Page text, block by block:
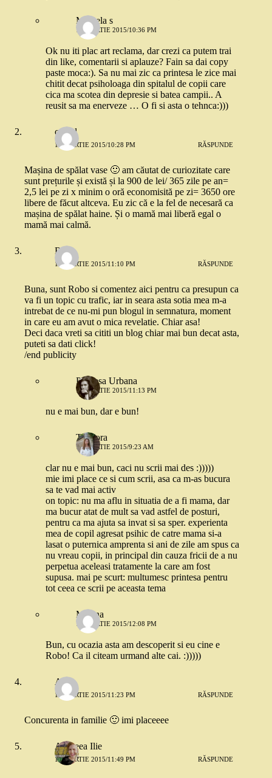
Mihaela s
12 MARTIE 2015/10:36 PM
Ok nu iti plac art reclama, dar crezi ca putem trai
din like, comentarii si aplauze? Fain sa dai copy
paste moca:). Sa nu mai zic ca printesa le zice mai
chitit decat psiholoaga din spitalul de copii care
cica ma scotea din depresie si batea campii.. A
reusit sa ma enerveze … O fi si asta o tehnca:)))
catgal
12 MARTIE 2015/10:28 PM RĂSPUNDE
Mașina de spălat vase 🙂 am căutat de curiozitate care
sunt prețurile și există și la 900 de lei/ 365 zile pe an=
2,5 lei pe zi x minim o oră economisită pe zi= 3650 ore
libere de făcut altceva. Eu zic că e la fel de necesară ca
mașina de spălat haine. Și o mamă mai liberă egal o
mamă mai calmă.
Robo
12 MARTIE 2015/11:10 PM RĂSPUNDE
Buna, sunt Robo si comentez aici pentru ca presupun ca
va fi un topic cu trafic, iar in seara asta sotia mea m-a
intrebat de ce nu-mi pun blogul in semnatura, moment
in care eu am avut o mica revelatie. Chiar asa!
Deci daca vreti sa cititi un blog chiar mai bun decat asta,
puteti sa dati click!
/end publicity
Printesa Urbana
12 MARTIE 2015/11:13 PM
nu e mai bun, dar e bun!
Teodora
13 MARTIE 2015/9:23 AM
clar nu e mai bun, caci nu scrii mai des :)))))
mie imi place ce si cum scrii, asa ca m-as bucura
sa te vad mai activ
on topic: nu ma aflu in situatia de a fi mama, dar
ma bucur atat de mult sa vad astfel de posturi,
pentru ca ma ajuta sa invat si sa sper. experienta
mea de copil agresat psihic de catre mama si-a
lasat o puternica amprenta si ani de zile am spus ca
nu vreau copii, in principal din cauza fricii de a nu
perpetua aceleasi tratamente la care am fost
supusa. mai pe scurt: multumesc printesa pentru
tot ceea ce scrii pe aceasta tema
Mirona
14 MARTIE 2015/12:08 PM
Bun, cu ocazia asta am descoperit si eu cine e
Robo! Ca il citeam urmand alte cai. :)))))
Alina
12 MARTIE 2015/11:23 PM RĂSPUNDE
Concurenta in familie 🙂 imi placeeee
Andreea Ilie
12 MARTIE 2015/11:49 PM RĂSPUNDE